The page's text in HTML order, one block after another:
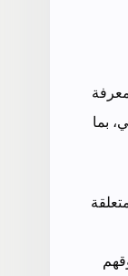
بما